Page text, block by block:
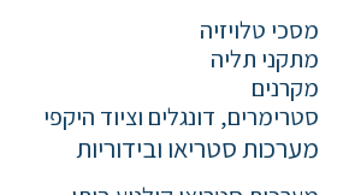
מסכי טלויזיה
מתקני תליה
מקרנים
סטרימרים, דונגלים וציוד היקפי
מערכות סטריאו ובידוריות